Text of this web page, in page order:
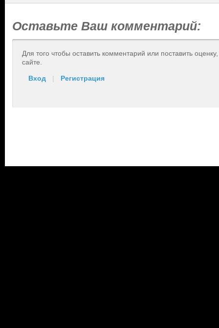
Оставьте Ваш комментарий:
Для того чтобы оставить комментарий или поставить
сайте.
Вход | Регистрация